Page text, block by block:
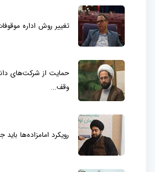
تغییر روش اداره
حمایت از شرکت‌های
وقف...
رویکرد امامزاده‌ها